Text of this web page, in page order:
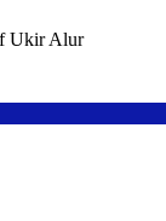
Ukir Alur